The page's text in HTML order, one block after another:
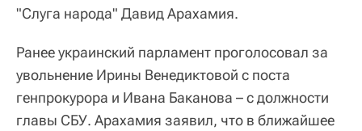
"Слуга народа" Давид Арахамия.
Ранее украинский парламент проголосовал за
увольнение Ирины Венедиктовой с поста
генпрокурора и Ивана Баканова – с должности
главы СБУ. Арахамия заявил, что в ближайшее